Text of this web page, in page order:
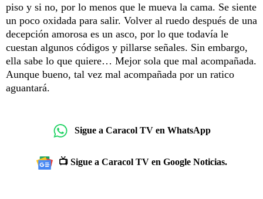
piso y si no, por lo menos que le mueva la cama. Se siente
un poco oxidada para salir. Volver al ruedo después de una
decepción amorosa es un asco, por lo que todavía le
cuestan algunos códigos y pillarse señales. Sin embargo,
ella sabe lo que quiere… Mejor sola que mal acompañada.
Aunque bueno, tal vez mal acompañada por un ratico
aguantará.
Sigue a Caracol TV en WhatsApp
📺 Sigue a Caracol TV en Google Noticias.